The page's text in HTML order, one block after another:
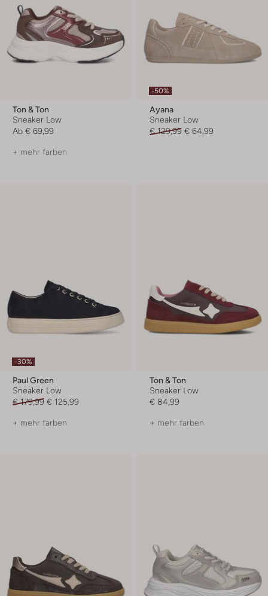
Ton & Ton
Sneaker Low
Ab € 69,99
+ mehr farben
-50%
Ayana
Sneaker Low
€ 129,99 € 64,99
-30%
Paul Green
Sneaker Low
€ 179,99 € 125,99
+ mehr farben
Ton & Ton
Sneaker Low
€ 84,99
+ mehr farben